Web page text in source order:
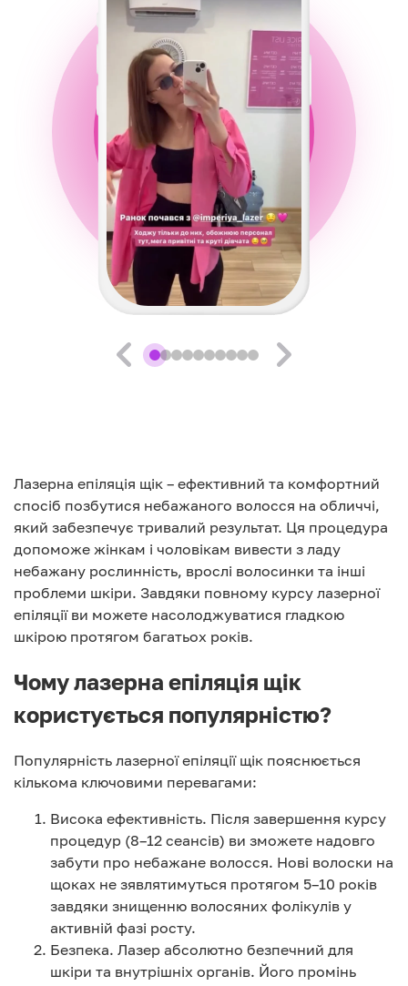
Лазерна епіляція щік – ефективний та комфортний
спосіб позбутися небажаного волосся на обличчі,
який забезпечує тривалий результат. Ця процедура
допоможе жінкам і чоловікам вивести з ладу
небажану рослинність, врослі волосинки та інші
проблеми шкіри. Завдяки повному курсу лазерної
епіляції ви можете насолоджуватися гладкою
шкірою протягом багатьох років.
Чому лазерна епіляція щік
користується популярністю?
Популярність лазерної епіляції щік пояснюється
кількома ключовими перевагами:
Висока ефективність. Після завершення курсу
процедур (8–12 сеансів) ви зможете надовго
забути про небажане волосся. Нові волоски на
щоках не зявлятимуться протягом 5–10 років
завдяки знищенню волосяних фолікулів у
активній фазі росту.
Безпека. Лазер абсолютно безпечний для
шкіри та внутрішніх органів. Його промінь